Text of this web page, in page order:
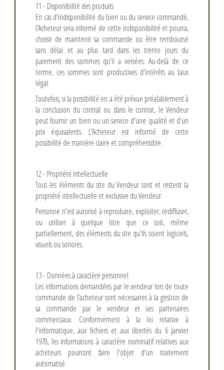
11 - Disponibilité des produits
En cas d'indisponibilité du bien ou du service commandé,
l’Acheteur sera informé de cette indisponibilité et pourra,
choisir de maintenir sa commande ou être remboursé
sans délai et au plus tard dans les trente jours du
paiement des sommes qu'il a versées. Au-delà de ce
terme, ces sommes sont productives d'intérêts au taux
légal.
Toutefois, si la possibilité en a été prévue préalablement à
la conclusion du contrat ou dans le contrat, le Vendeur
peut fournir un bien ou un service d'une qualité et d'un
prix équivalents. L’Acheteur est informé de cette
possibilité de manière claire et compréhensible.
12 - Propriété intellectuelle
Tous les éléments du site du Vendeur sont et restent la
propriété intellectuelle et exclusive du Vendeur.
Personne n'est autorisé à reproduire, exploiter, rediffuser,
ou utiliser à quelque titre que ce soit, même
partiellement, des éléments du site qu'ils soient logiciels,
visuels ou sonores.
13 - Données à caractère personnel
Les informations demandées par le vendeur lors de toute
commande de l’acheteur sont nécessaires à la gestion de
sa commande par le vendeur et ses partenaires
commerciaux. Conformément à la loi relative à
l'informatique, aux fichiers et aux libertés du 6 janvier
1978, les informations à caractère nominatif relatives aux
acheteurs pourront faire l'objet d'un traitement
automatisé.